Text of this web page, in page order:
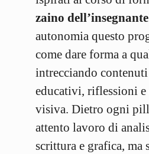
zaino dell’insegnante
autonomia questo
come dare forma a
intrecciando
educativi, riflessioni
visiva. Dietro ogni
attento lavoro di
scrittura e grafica, ma